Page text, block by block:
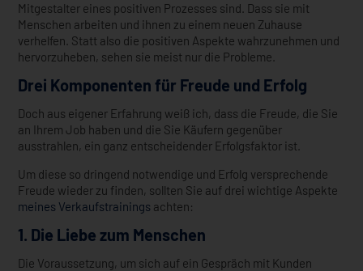
Mitgestalter eines positiven Prozesses sind. Dass sie mit
Menschen arbeiten und ihnen zu einem neuen Zuhause
verhelfen. Statt also die positiven Aspekte wahrzunehmen und
hervorzuheben, sehen sie meist nur die Probleme.
Drei Komponenten für Freude und Erfolg
Doch aus eigener Erfahrung weiß ich, dass die Freude, die Sie
an Ihrem Job haben und die Sie Käufern gegenüber
ausstrahlen, ein ganz entscheidender Erfolgsfaktor ist.
Um diese so dringend notwendige und Erfolg versprechende
Freude wieder zu finden, sollten Sie auf drei wichtige Aspekte
meines Verkaufstrainings achten:
1. Die Liebe zum Menschen
Die Voraussetzung, um sich auf ein Gespräch mit Kunden